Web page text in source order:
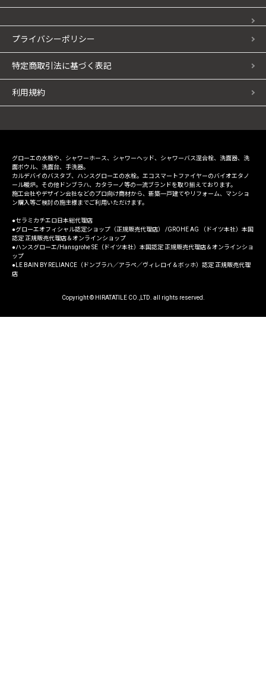
プライバシーポリシー
特定商取引法に基づく表記
利用規約
グローエの水栓や、シャワーホース、シャワーヘッド、シャワーバス混合栓、洗面器、洗
面ボウル、洗面台、手洗器。
カルデバイのバスタブ、ハンスグローエの水栓。エコスマートファイヤーのバイオエタノ
ール暖炉。その他ドンブラハ、カタラーノ等の一流ブランドを取り揃えております。
施工会社やデザイン会社などのプロ向け商材から、新築一戸建てやリフォーム、マンショ
ン購入等ご検討の施主様までご利用いただけます。
セラミカチエロ日本総代理店
グローエオフィシャル認定ショップ（正規販売代理店） /GROHE AG （ドイツ本社）本国
認定 正規販売代理店＆オンラインショップ
ハンスグローエ/Hansgrohe SE（ドイツ本社）本国認定 正規販売代理店＆オンラインショ
ップ
LE BAIN BY RELIANCE（ドンブラハ／アラペ／ヴィレロイ＆ボッホ）認定 正規販売代理
店
Copyright © HIRATATILE CO.,LTD. all rights reserved.